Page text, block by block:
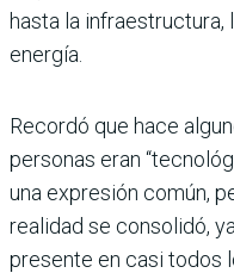
hasta la
energía.
Recordó que hace
personas eran
una expresión común,
realidad se consolidó,
presente en casi todos